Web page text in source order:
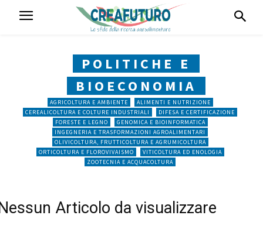
POLITICHE E
BIOECONOMIA
AGRICOLTURA E AMBIENTE
ALIMENTI E NUTRIZIONE
CEREALICOLTURA E COLTURE INDUSTRIALI
DIFESA E CERTIFICAZIONE
FORESTE E LEGNO
GENOMICA E BIOINFORMATICA
INGEGNERIA E TRASFORMAZIONI AGROALIMENTARI
OLIVICOLTURA, FRUTTICOLTURA E AGRUMICOLTURA
ORTICOLTURA E FLOROVIVAISMO
VITICOLTURA ED ENOLOGIA
ZOOTECNIA E ACQUACOLTURA
Articolo da visualizzare